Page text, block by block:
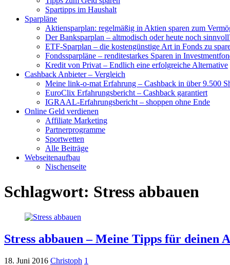
Spartipps im Haushalt
Sparpläne
Aktiensparplan: regelmäßig in Aktien sparen zum
Der Banksparplan – altmodisch oder heute noch
ETF-Sparplan – die kostengünstige Art in Fonds zu
Fondssparpläne – renditestarkes Sparen in
Kredit von Privat – Endlich eine erfolgreiche Alternative
Cashback Anbieter – Vergleich
Meine link-o-mat Erfahrung – Cashback in über 9.500
EuroClix Erfahrungsbericht – Cashback garantiert
IGRAAL-Erfahrungsbericht – shoppen ohne Ende
Online Geld verdienen
Affiliate Marketing
Partnerprogramme
Sportwetten
Alle Beiträge
Webseitenaufbau
Nischenseite
Schlagwort: Stress abbauen
Stress abbauen – Meine Tipps für deinen
18. Juni 2016 Christoph 1